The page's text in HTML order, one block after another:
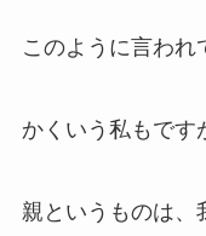
このように言われ
かくいう私もです
親というものは、